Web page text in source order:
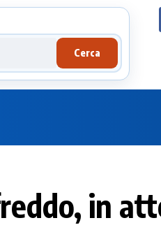
Cerca
in